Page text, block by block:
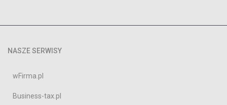
NASZE SERWISY
wFirma.pl
Business-tax.pl